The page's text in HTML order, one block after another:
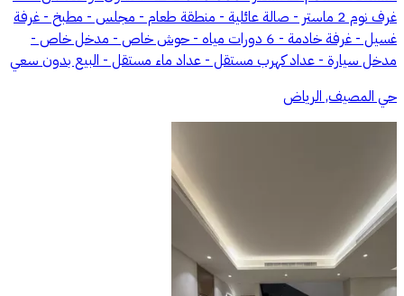
غرف نوم 2 ماستر - صالة عائلية - منطقة طعام - مجلس - مطبخ - غرفة
غسيل - غرفة خادمة - 6 دورات مياه - حوش خاص - مدخل خاص -
مدخل سيارة - عداد كهرب مستقل - عداد ماء مستقل - البيع بدون سعي
حي المصيف, الرياض